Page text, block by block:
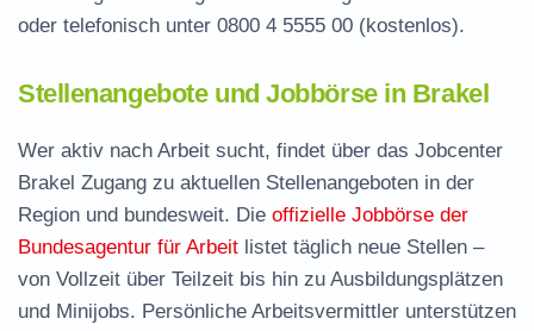
oder telefonisch unter 0800 4 5555 00 (kostenlos).
Stellenangebote und Jobbörse in Brakel
Wer aktiv nach Arbeit sucht, findet über das Jobcenter
Brakel Zugang zu aktuellen Stellenangeboten in der
Region und bundesweit. Die offizielle Jobbörse der
Bundesagentur für Arbeit listet täglich neue Stellen –
von Vollzeit über Teilzeit bis hin zu Ausbildungsplätzen
und Minijobs. Persönliche Arbeitsvermittler unterstützen